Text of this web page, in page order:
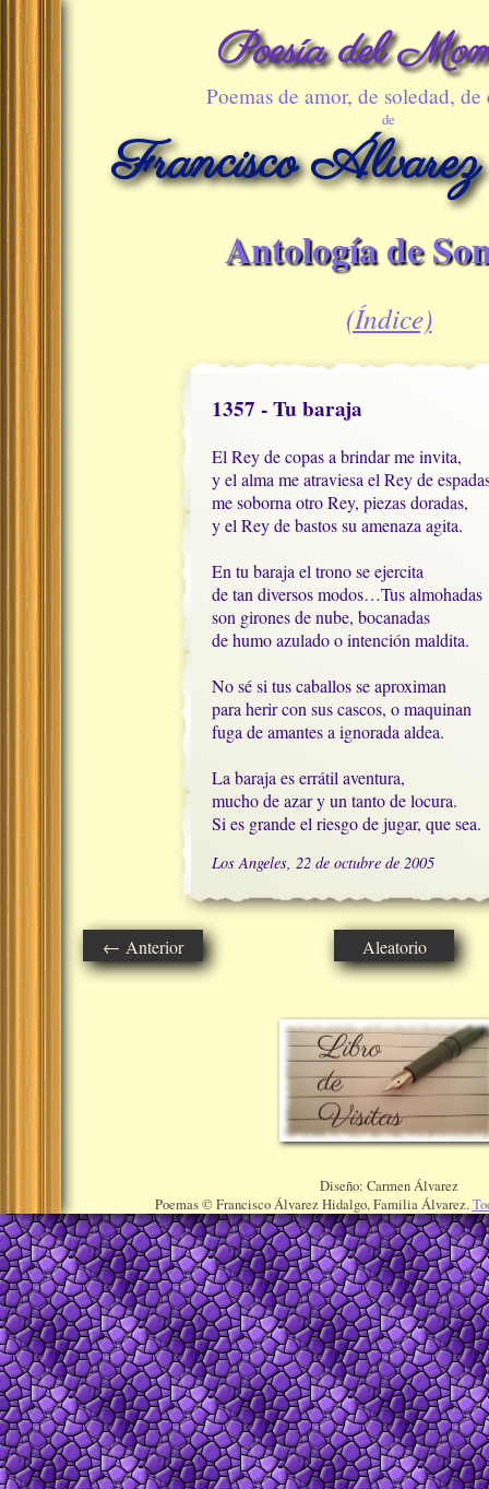
Poesía del
Poemas de amor, de soledad, de
de
Francisco
Antología de
(Índice)
1357 - Tu baraja
El Rey de copas a brindar me invita,
y el alma me atraviesa el Rey de
me soborna otro Rey, piezas doradas,
y el Rey de bastos su amenaza agita.
En tu baraja el trono se ejercita
de tan diversos modos…Tus almohadas
son girones de nube, bocanadas
de humo azulado o intención maldita.
No sé si tus caballos se aproximan
para herir con sus cascos, o maquinan
fuga de amantes a ignorada aldea.
La baraja es errátil aventura,
mucho de azar y un tanto de locura.
Si es grande el riesgo de jugar, que sea.
Los Angeles, 22 de octubre de 2005
← Anterior Aleatorio
Diseño: Carmen Álvarez
Poemas © Francisco Álvarez Hidalgo, Familia Álvarez.